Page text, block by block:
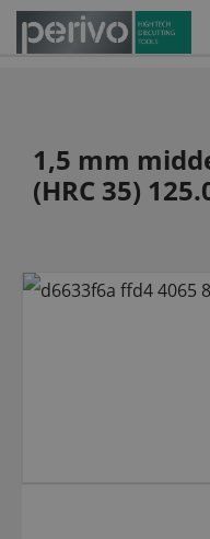
1,5 mm
(HRC 35)